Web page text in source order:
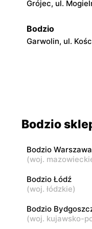
Grójec, ul.
Bodzio
Garwolin, ul.
Ostrów
Bodzio
Płock al. Jana
Mława, ul.
Bodzio
Bodzio Warszawa
(woj.
Bodzio Łódź
(woj. łódzkie)
Bodzio
(woj. kujawsko-